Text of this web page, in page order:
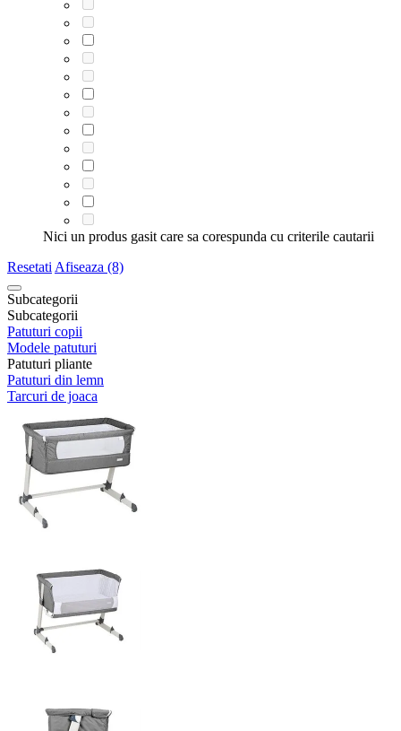
Nici un produs gasit care sa corespunda cu criterile cautarii
Resetati Afiseaza (8)
Subcategorii
Subcategorii
Patuturi copii
Modele patuturi
Patuturi pliante
Patuturi din lemn
Tarcuri de joaca